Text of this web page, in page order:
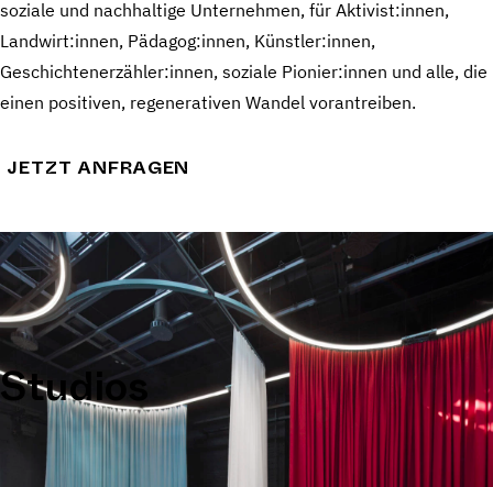
soziale und nachhaltige Unternehmen, für Aktivist:innen,
Landwirt:innen, Pädagog:innen, Künstler:innen,
Geschichtenerzähler:innen, soziale Pionier:innen und alle, die
einen positiven, regenerativen Wandel vorantreiben.
JETZT ANFRAGEN
Studios
Filmstudios und Eventlocations bei Atelier
Gardens in Berlin-Tempelhof mieten